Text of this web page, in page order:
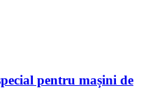
pentru mașini de